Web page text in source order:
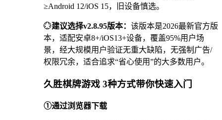
≥Android 12/iOS 15，旧设备慎选。
💮建议选择v2.8.95版本： 该版本是2026最新官方版
本，适配安卓8+/iOS13+设备，覆盖95%用户场
景，经大规模用户验证无重大缺陷，无强制广告/
权限冗余，适合追求“省心使用”的大多数用户。
久胜棋牌游戏 3种方式带你快速入门
①通过浏览器下载